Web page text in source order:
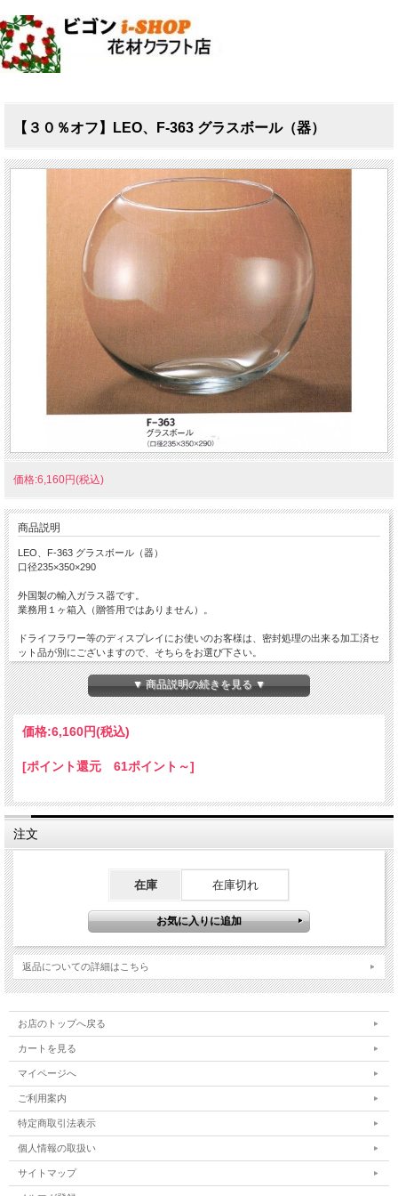
【３０％オフ】LEO、F-363 グラスボール（器）
価格:6,160円(税込)
商品説明
LEO、F-363 グラスボール（器）
口径235×350×290
外国製の輸入ガラス器です。
業務用１ヶ箱入（贈答用ではありません）。
ドライフラワー等のディスプレイにお使いのお客様は、密封処理の出来る加工済セ
ット品が別にございますので、そちらをお選び下さい。
▼ 商品説明の続きを見る ▼
価格:6,160円(税込)
[ポイント還元 61ポイント～]
注文
在庫 在庫切れ
返品についての詳細はこちら
お店のトップへ戻る
カートを見る
マイページへ
ご利用案内
特定商取引法表示
個人情報の取扱い
サイトマップ